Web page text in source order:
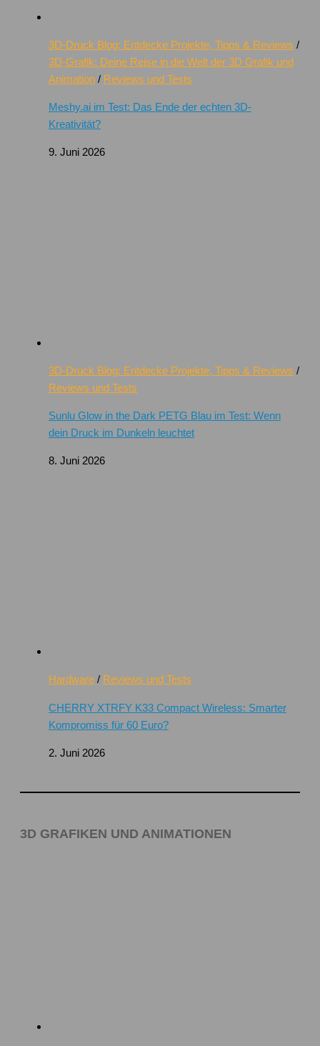
3D-Druck Blog: Entdecke Projekte, Tipps & Reviews /
3D-Grafik: Deine Reise in die Welt der 3D Grafik und
Animation / Reviews und Tests
Meshy.ai im Test: Das Ende der echten 3D-
Kreativität?
9. Juni 2026
3D-Druck Blog: Entdecke Projekte, Tipps & Reviews /
Reviews und Tests
Sunlu Glow in the Dark PETG Blau im Test: Wenn
dein Druck im Dunkeln leuchtet
8. Juni 2026
Hardware / Reviews und Tests
CHERRY XTRFY K33 Compact Wireless: Smarter
Kompromiss für 60 Euro?
2. Juni 2026
3D GRAFIKEN UND ANIMATIONEN